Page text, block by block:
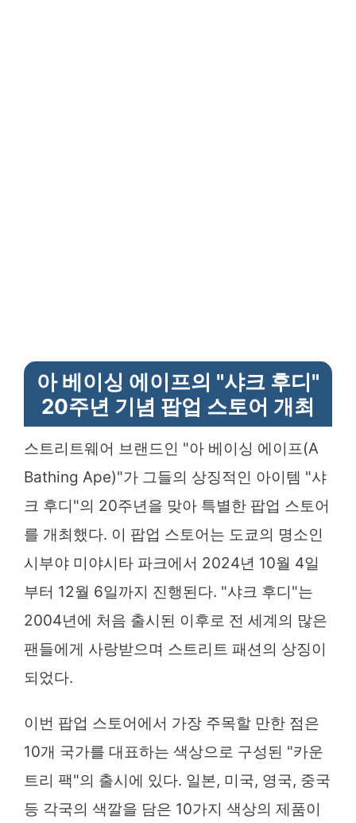
아 베이싱 에이프의 "샤크 후디"
20주년 기념 팝업 스토어 개최
스트리트웨어 브랜드인 "아 베이싱 에이프(A
Bathing Ape)"가 그들의 상징적인 아이템 "샤
크 후디"의 20주년을 맞아 특별한 팝업 스토어
를 개최했다. 이 팝업 스토어는 도쿄의 명소인
시부야 미야시타 파크에서 2024년 10월 4일
부터 12월 6일까지 진행된다. "샤크 후디"는
2004년에 처음 출시된 이후로 전 세계의 많은
팬들에게 사랑받으며 스트리트 패션의 상징이
되었다.
이번 팝업 스토어에서 가장 주목할 만한 점은
10개 국가를 대표하는 색상으로 구성된 "카운
트리 팩"의 출시에 있다. 일본, 미국, 영국, 중국
등 각국의 색깔을 담은 10가지 색상의 제품이